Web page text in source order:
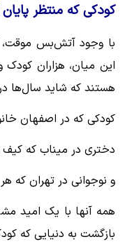
کودکی که منتظر
با وجود آتش‌بس موقت،
این میان، هزاران کودک
هستند که شاید سال‌ها
کودکی که در اصفهان
دختری در میناب که کیف
و نوجوانی در تهران که
همه آنها با یک امید
بازگشت به دنیایی که